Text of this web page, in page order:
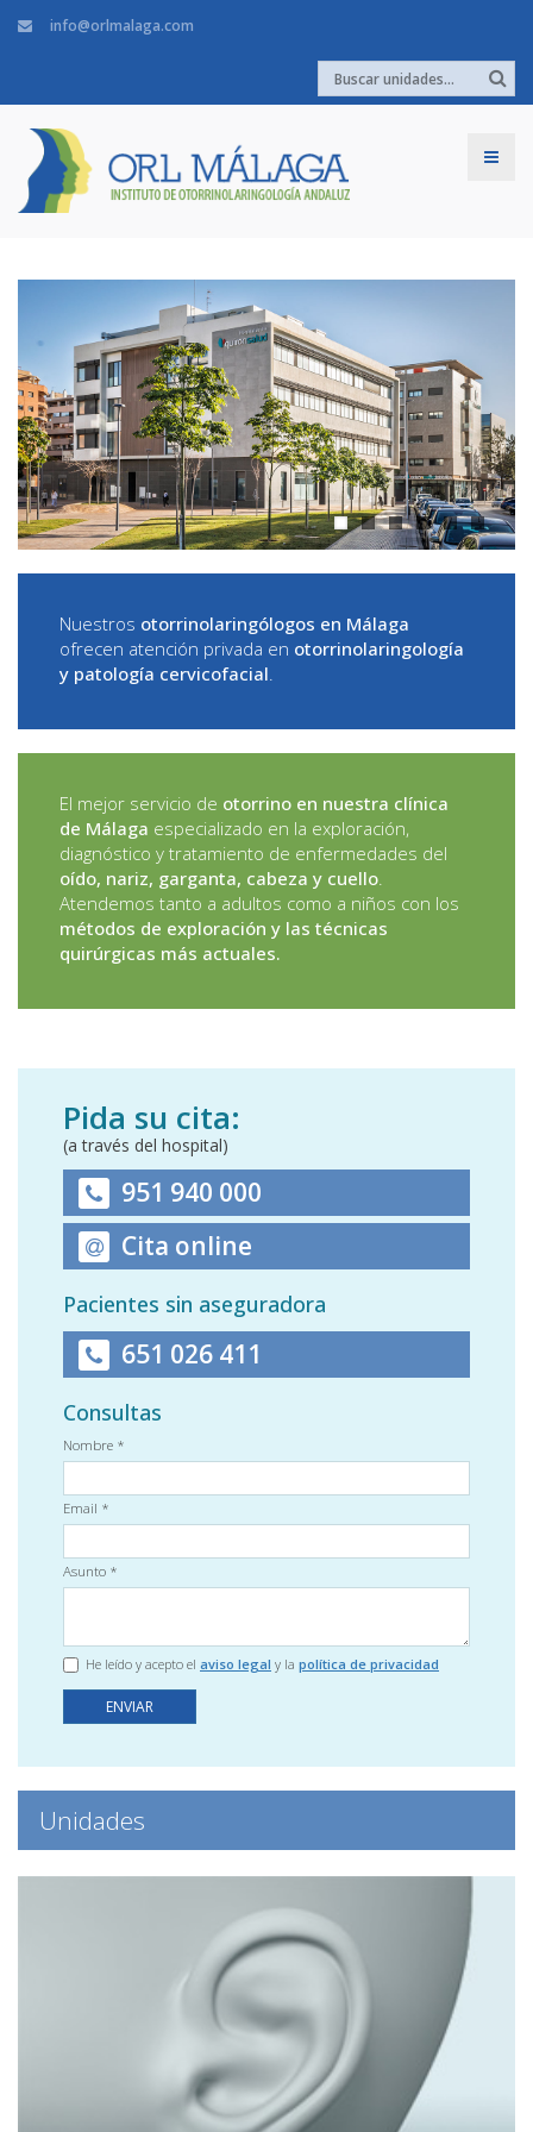
info@orlmalaga.com
Nuestros otorrinolaringólogos en Málaga
ofrecen atención privada en otorrinolaringología
y patología cervicofacial.
El mejor servicio de otorrino en nuestra clínica
de Málaga especializado en la exploración,
diagnóstico y tratamiento de enfermedades del
oído, nariz, garganta, cabeza y cuello.
Atendemos tanto a adultos como a niños con los
métodos de exploración y las técnicas
quirúrgicas más actuales.
Pida su cita:
(a través del hospital)
951 940 000
Cita online
Pacientes sin aseguradora
651 026 411
Consultas
Nombre *
Email *
Asunto *
He leído y acepto el aviso legal y la política de privacidad
ENVIAR
Unidades